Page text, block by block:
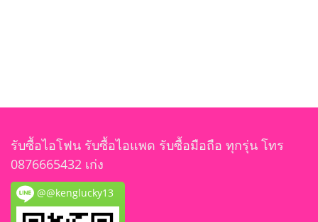
รับซื้อไอโฟน รับซื้อไอแพด รับซื้อมือถือ ทุกรุ่น โทร
0876665432 เก่ง
@@kenglucky13